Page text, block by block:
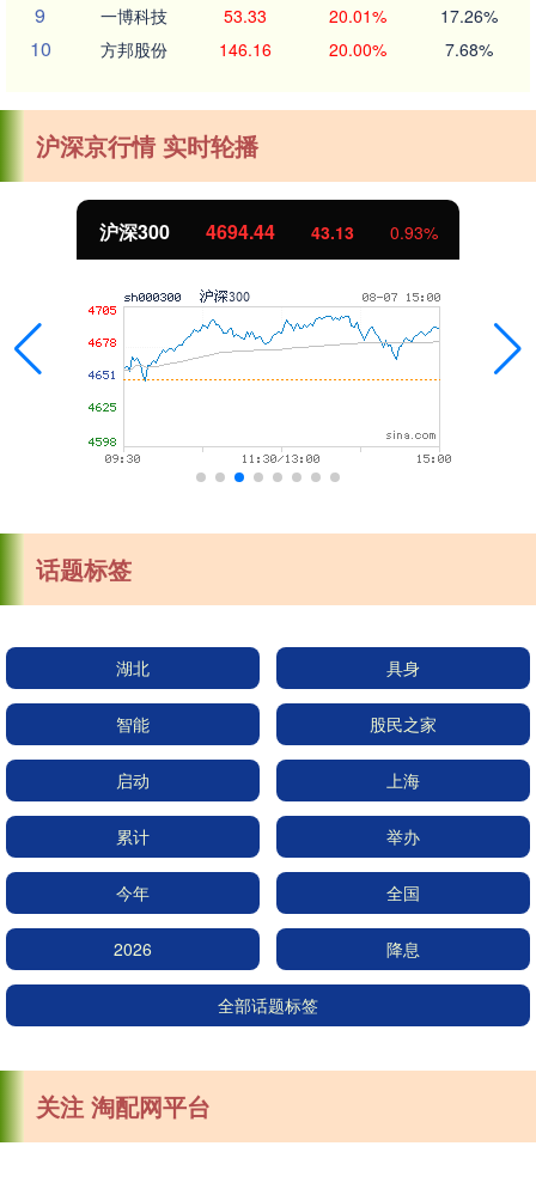
9 一博科技 53.33 20.01% 17.26%
10 方邦股份 146.16 20.00% 7.68%
沪深京行情 实时轮播
沪深300 4694.44 43.13 0.93%
话题标签
湖北 具身
智能 股民之家
启动 上海
累计 举办
今年 全国
2026 降息
全部话题标签
关注 淘配网平台